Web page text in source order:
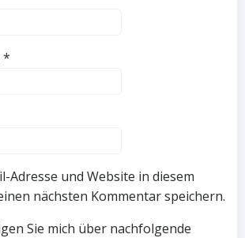
*
Adresse und Website in diesem
nächsten Kommentar speichern.
Sie mich über nachfolgende